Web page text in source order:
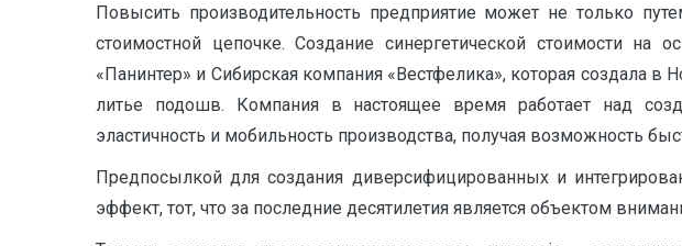
Повысить производительность предприятие может не только
стоимостной цепочке. Создание синергетической стоимости
«Панинтер» и Сибирская компания «Вестфелика», которая создала
литье подошв. Компания в настоящее время работает над
эластичность и мобильность производства, получая возможность
Предпосылкой для создания диверсифицированных и
эффект, тот, что за последние десятилетия является объектом